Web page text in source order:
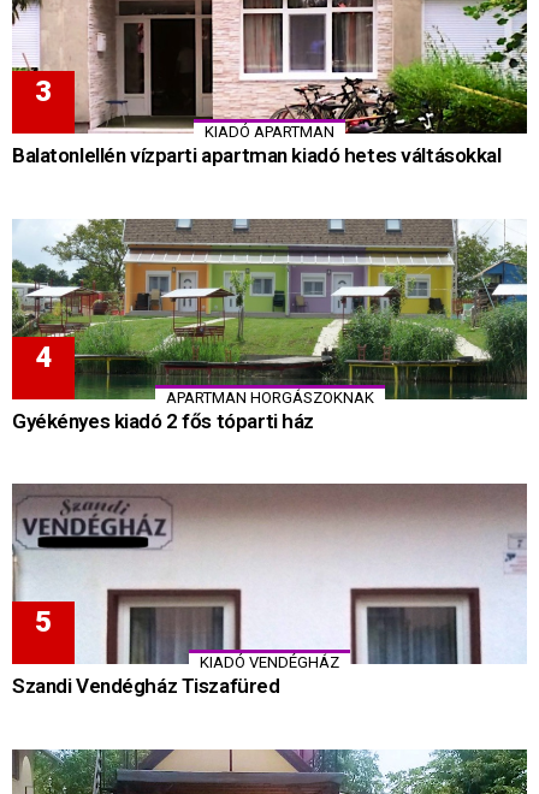
KIADÓ APARTMAN
Balatonlellén vízparti apartman kiadó hetes váltásokkal
APARTMAN HORGÁSZOKNAK
Gyékényes kiadó 2 fős tóparti ház
KIADÓ VENDÉGHÁZ
Szandi Vendégház Tiszafüred